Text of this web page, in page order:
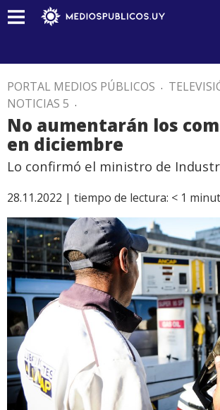
PORTAL MEDIOS PÚBLICOS .
NOTICIAS 5 .
No aumentarán los
en diciembre
Lo confirmó el ministro de
28.11.2022 | tiempo de lectura: < 1